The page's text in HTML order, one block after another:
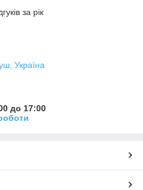
за рік
Україна
до 17:00